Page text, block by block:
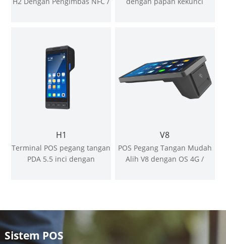
H1
Terminal POS pegang tangan
PDA 5.5 inci dengan
V8
POS Pegang Tangan Mudah
Alih V8 dengan OS 4G /
Sistem POS